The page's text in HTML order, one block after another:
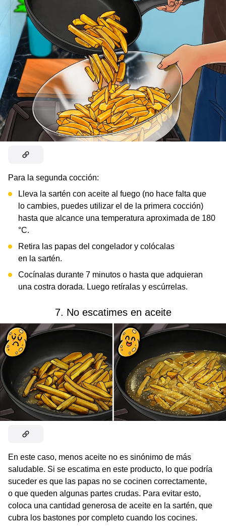
Para la segunda cocción:
Lleva la sartén con aceite al fuego (no hace falta que
lo cambies, puedes utilizar el de la primera cocción)
hasta que alcance una temperatura aproximada de 180
°C.
Retira las papas del congelador y colócalas
en la sartén.
Cocínalas durante 7 minutos o hasta que adquieran
una costra dorada. Luego retíralas y escúrrelas.
7. No escatimes en aceite
En este caso, menos aceite no es sinónimo de más
saludable. Si se escatima en este producto, lo que podría
suceder es que las papas no se cocinen correctamente,
o que queden algunas partes crudas. Para evitar esto,
coloca una cantidad generosa de aceite en la sartén, que
cubra los bastones por completo cuando los cocines.